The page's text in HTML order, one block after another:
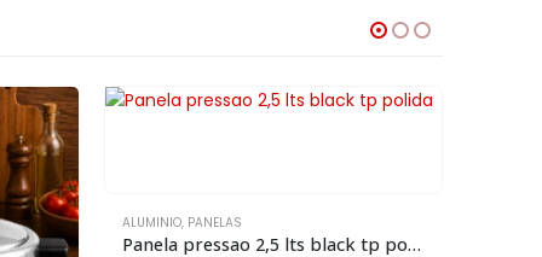
ALUMINIO, PANELAS
Panela pressao 2,5 lts black tp polida